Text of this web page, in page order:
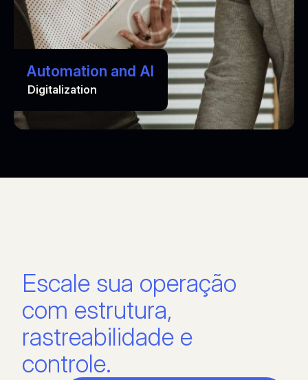
Automation and AI
Digitalization
Escale sua operação
com estrutura,
rastreabilidade e
controle.